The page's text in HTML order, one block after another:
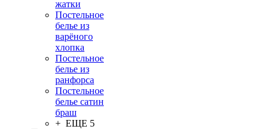
жатки
Постельное
белье из
варёного
хлопка
Постельное
белье из
ранфорса
Постельное
белье сатин
браш
+ ЕЩЕ 5